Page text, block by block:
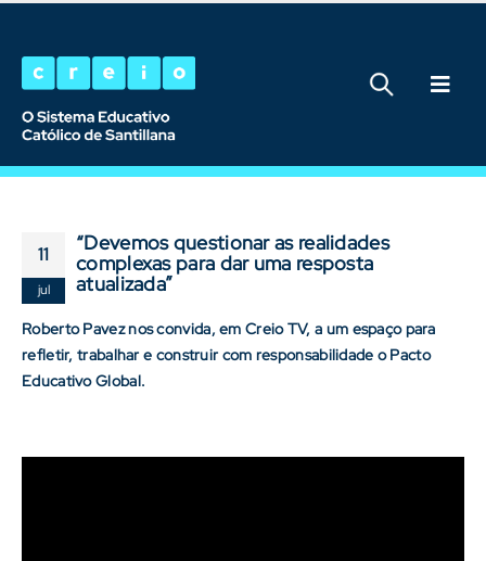
11
jul
“Devemos questionar as realidades
complexas para dar uma resposta
atualizada”
Roberto Pavez nos convida, em Creio TV, a um espaço para
refletir, trabalhar e construir com responsabilidade o Pacto
Educativo Global.